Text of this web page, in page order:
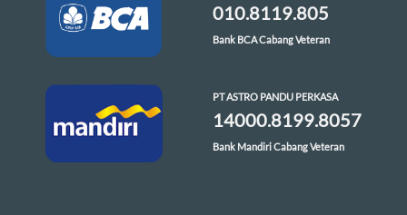
010.8119.805
Bank BCA Cabang Veteran
PT ASTRO PANDU PERKASA
14000.8199.8057
Bank Mandiri Cabang Veteran